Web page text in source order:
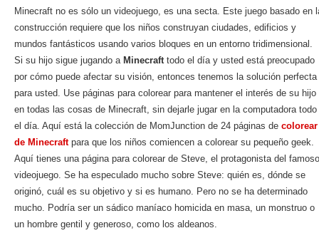
Minecraft no es sólo un videojuego, es una secta. Este juego basado en
construcción requiere que los niños construyan ciudades, edificios y
mundos fantásticos usando varios bloques en un entorno tridimensional.
Si su hijo sigue jugando a Minecrafttodo el día y usted está preocupado
por cómo puede afectar su visión, entonces tenemos la solución perfecta
para usted. Use páginas para colorear para mantener el interés de su hijo
en todas las cosas de Minecraft, sin dejarle jugar en la computadora todo
el día. Aquí está la colección de MomJunction de 24 páginas de colorear
de Minecraftpara que los niños comiencen a colorear su pequeño geek.
Aquí tienes una página para colorear de Steve, el protagonista del famoso
videojuego. Se ha especulado mucho sobre Steve: quién es, dónde se
originó, cuál es su objetivo y si es humano. Pero no se ha determinado
mucho. Podría ser un sádico maníaco homicida en masa, un monstruo o
un hombre gentil y generoso, como los aldeanos.